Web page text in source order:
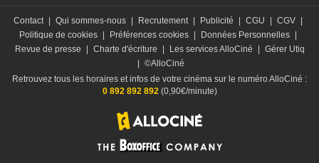
Contact Qui sommes-nous Recrutement Publicité CGU CGV
Politique de cookies
Préférences cookies Données Personnelles
Revue de presse
Charte d'écriture Les services AlloCiné
Gérer Utiq
©AlloCiné
Retrouvez tous les horaires et infos de votre cinéma sur le numéro AlloCiné :
0 892 892 892(0,90€/minute)